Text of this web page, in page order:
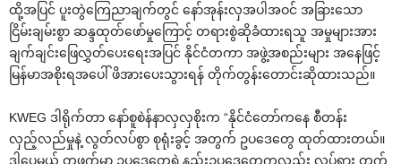
ထို့အပြင် ပူးတွဲ‌ကြေညာချက်တွင် ‌နော်အုန်းလှအပါအဝင် အခြား‌သော
ငြိမ်းချမ်းစွာ ဆန္ဒထုတ်‌ဖော်မှု‌ကြောင့် တရားစွဲဆိုခံထားရသူ အမှုများအား
ချက်ချင်း‌ဖြေလွှတ်‌ပေး‌ရေးအပြင် နိုင်ငံတကာ အဖွဲ့အစည်းများ အ‌နေဖြင့်
မြန်မာအစိုးရအ‌ပေါ် ဖိအား‌ပေးသွားရန် တိုက်တွန်း‌တောင်းဆိုထားသည်။
KWEG ဒါရိုက်တာ ‌နော်စူစဲန်နာလှလှစိုးက “နိုင်ငံ‌တော်က‌နေ စီတန်း
လှည့်လည်မှုနဲ့ လွတ်လပ်စွာ စုရုံးခွင့် အတွက် ဥပ‌ဒေ‌တွေ ထုတ်ထားတယ်။
ဒါ‌ပေမယ့် တဖက်မှာ ဥပ‌ဒေ‌တွေရဲ့နည်းဥပ‌ဒေ‌တွေကလည်း လှုပ်ရှား တက်